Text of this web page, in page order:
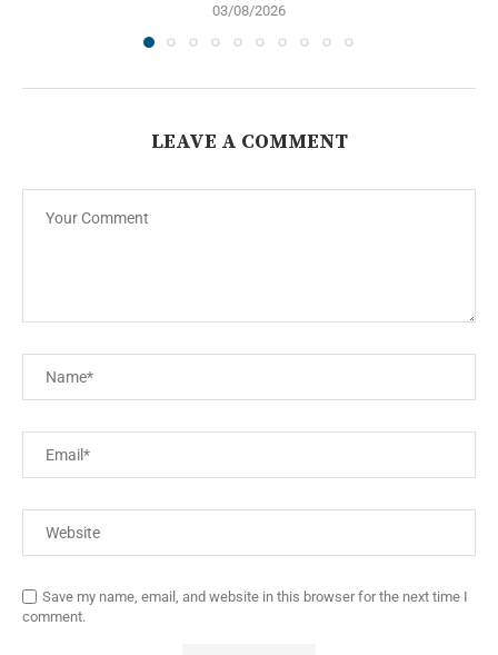
03/08/2026
LEAVE A COMMENT
Save my name, email, and website in this browser for the next time I
comment.